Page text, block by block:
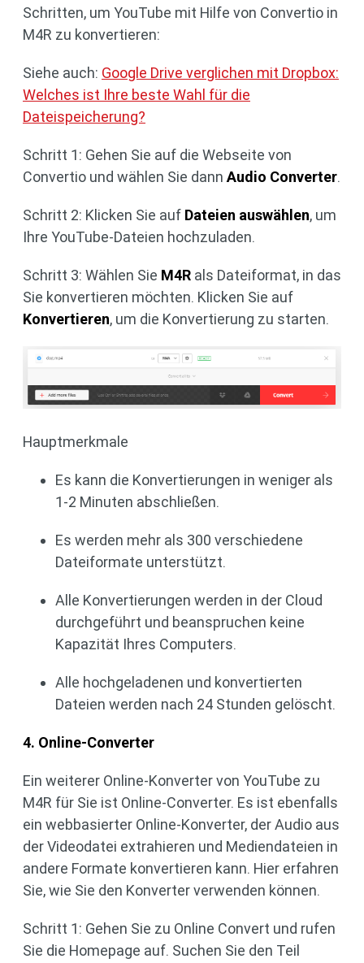
Schritten, um YouTube mit Hilfe von Convertio in
M4R zu konvertieren:
Siehe auch: Google Drive verglichen mit Dropbox:
Welches ist Ihre beste Wahl für die
Dateispeicherung?
Schritt 1: Gehen Sie auf die Webseite von
Convertio und wählen Sie dann Audio Converter.
Schritt 2: Klicken Sie auf Dateien auswählen, um
Ihre YouTube-Dateien hochzuladen.
Schritt 3: Wählen Sie M4R als Dateiformat, in das
Sie konvertieren möchten. Klicken Sie auf
Konvertieren, um die Konvertierung zu starten.
Hauptmerkmale
Es kann die Konvertierungen in weniger als
1-2 Minuten abschließen.
Es werden mehr als 300 verschiedene
Dateiformate unterstützt.
Alle Konvertierungen werden in der Cloud
durchgeführt und beanspruchen keine
Kapazität Ihres Computers.
Alle hochgeladenen und konvertierten
Dateien werden nach 24 Stunden gelöscht.
4. Online-Converter
Ein weiterer Online-Konverter von YouTube zu
M4R für Sie ist Online-Converter. Es ist ebenfalls
ein webbasierter Online-Konverter, der Audio aus
der Videodatei extrahieren und Mediendateien in
andere Formate konvertieren kann. Hier erfahren
Sie, wie Sie den Konverter verwenden können.
Schritt 1: Gehen Sie zu Online Convert und rufen
Sie die Homepage auf. Suchen Sie den Teil